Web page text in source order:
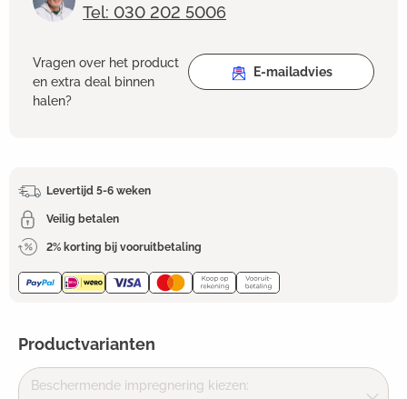
Tel: 030 202 5006
Vragen over het product
en extra deal binnen
halen?
E-mailadvies
Levertijd 5-6 weken
Veilig betalen
2% korting bij vooruitbetaling
Productvarianten
Beschermende impregnering kiezen: